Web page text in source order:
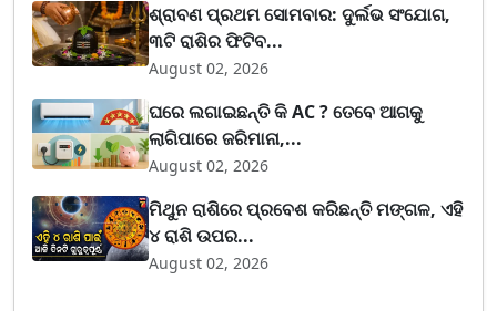
ଶ୍ରାବଣ ପ୍ରଥମ ସୋମବାର: ଦୁର୍ଲଭ ସଂଯୋଗ,
୩ଟି ରାଶିର ଫିଟିବ...
August 02, 2026
ଘରେ ଲଗାଇଛନ୍ତି କି AC ? ତେବେ ଆଗକୁ
ଲାଗିପାରେ ଜରିମାନା,...
August 02, 2026
ମିଥୁନ ରାଶିରେ ପ୍ରବେଶ କରିଛନ୍ତି ମଙ୍ଗଳ, ଏହି
୪ ରାଶି ଉପର...
August 02, 2026